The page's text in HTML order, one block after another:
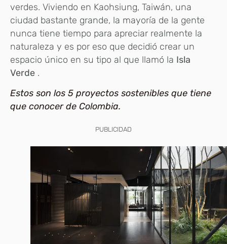
verdes. Viviendo en Kaohsiung, Taiwán, una
ciudad bastante grande, la mayoría de la gente
nunca tiene tiempo para apreciar realmente la
naturaleza y es por eso que decidió crear un
espacio único en su tipo al que llamó la Isla
Verde .
Estos son los 5 proyectos sostenibles que tiene
que conocer de Colombia.
PUBLICIDAD